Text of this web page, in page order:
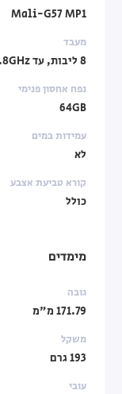
Mali-G57 MP1
מעבד
8 ליבות, עד 1.8GHz
נפח אחסון פנימי
64GB
עמידות במים
לא
קורא טביעת אצבע
כולל
מימדים
גובה
171.79 מ"מ
משקל
193 גרם
עובי